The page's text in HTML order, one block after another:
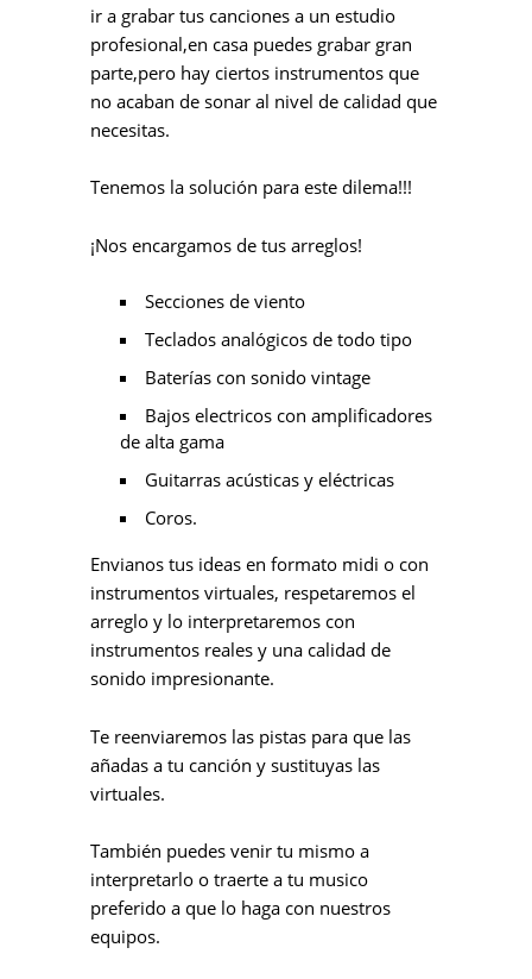
ir a grabar tus canciones a un estudio
profesional,en casa puedes grabar gran
parte,pero hay ciertos instrumentos que
no acaban de sonar al nivel de calidad que
necesitas.
Tenemos la solución para este dilema!!!
¡Nos encargamos de tus arreglos!
Secciones de viento
Teclados analógicos de todo tipo
Baterías con sonido vintage
Bajos electricos con amplificadores
de alta gama
Guitarras acústicas y eléctricas
Coros.
Envianos tus ideas en formato midi o con
instrumentos virtuales, respetaremos el
arreglo y lo interpretaremos con
instrumentos reales y una calidad de
sonido impresionante.
Te reenviaremos las pistas para que las
añadas a tu canción y sustituyas las
virtuales.
También puedes venir tu mismo a
interpretarlo o traerte a tu musico
preferido a que lo haga con nuestros
equipos.